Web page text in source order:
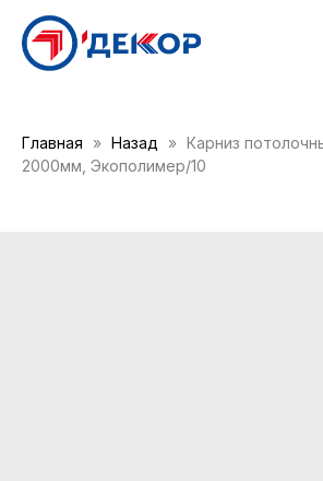
Главная Назад
Карниз
2000мм, Экополимер/10